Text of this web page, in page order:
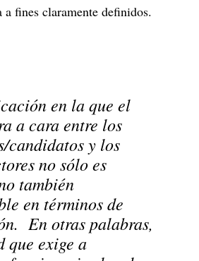
a fines claramente definidos.
en la que el
a cara entre los
candidatos y los
no sólo es
también
en términos de
En otras palabras,
que exige a